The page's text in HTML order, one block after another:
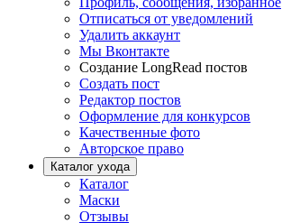
Отписаться от уведомлений
Удалить аккаунт
Мы Вконтакте
Создание LongRead постов
Создать пост
Редактор постов
Оформление для конкурсов
Качественные фото
Авторское право
Каталог ухода
Каталог
Маски
Отзывы